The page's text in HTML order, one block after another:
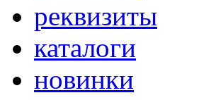
реквизиты
каталоги
новинки